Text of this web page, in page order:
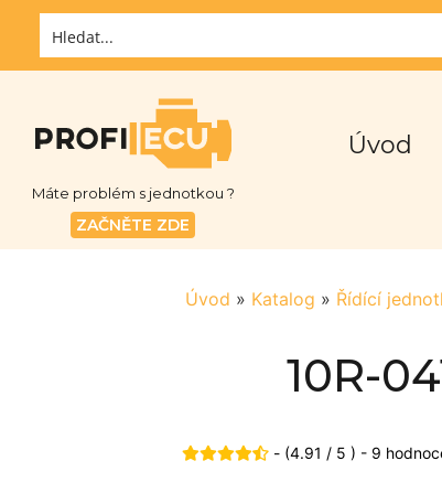
Máte problém s jednotkou ?
ZAČNĚTE ZDE
Úvod
Úvod » Katalog » Řídící
10R-
- (4.91 / 5 ) - 9